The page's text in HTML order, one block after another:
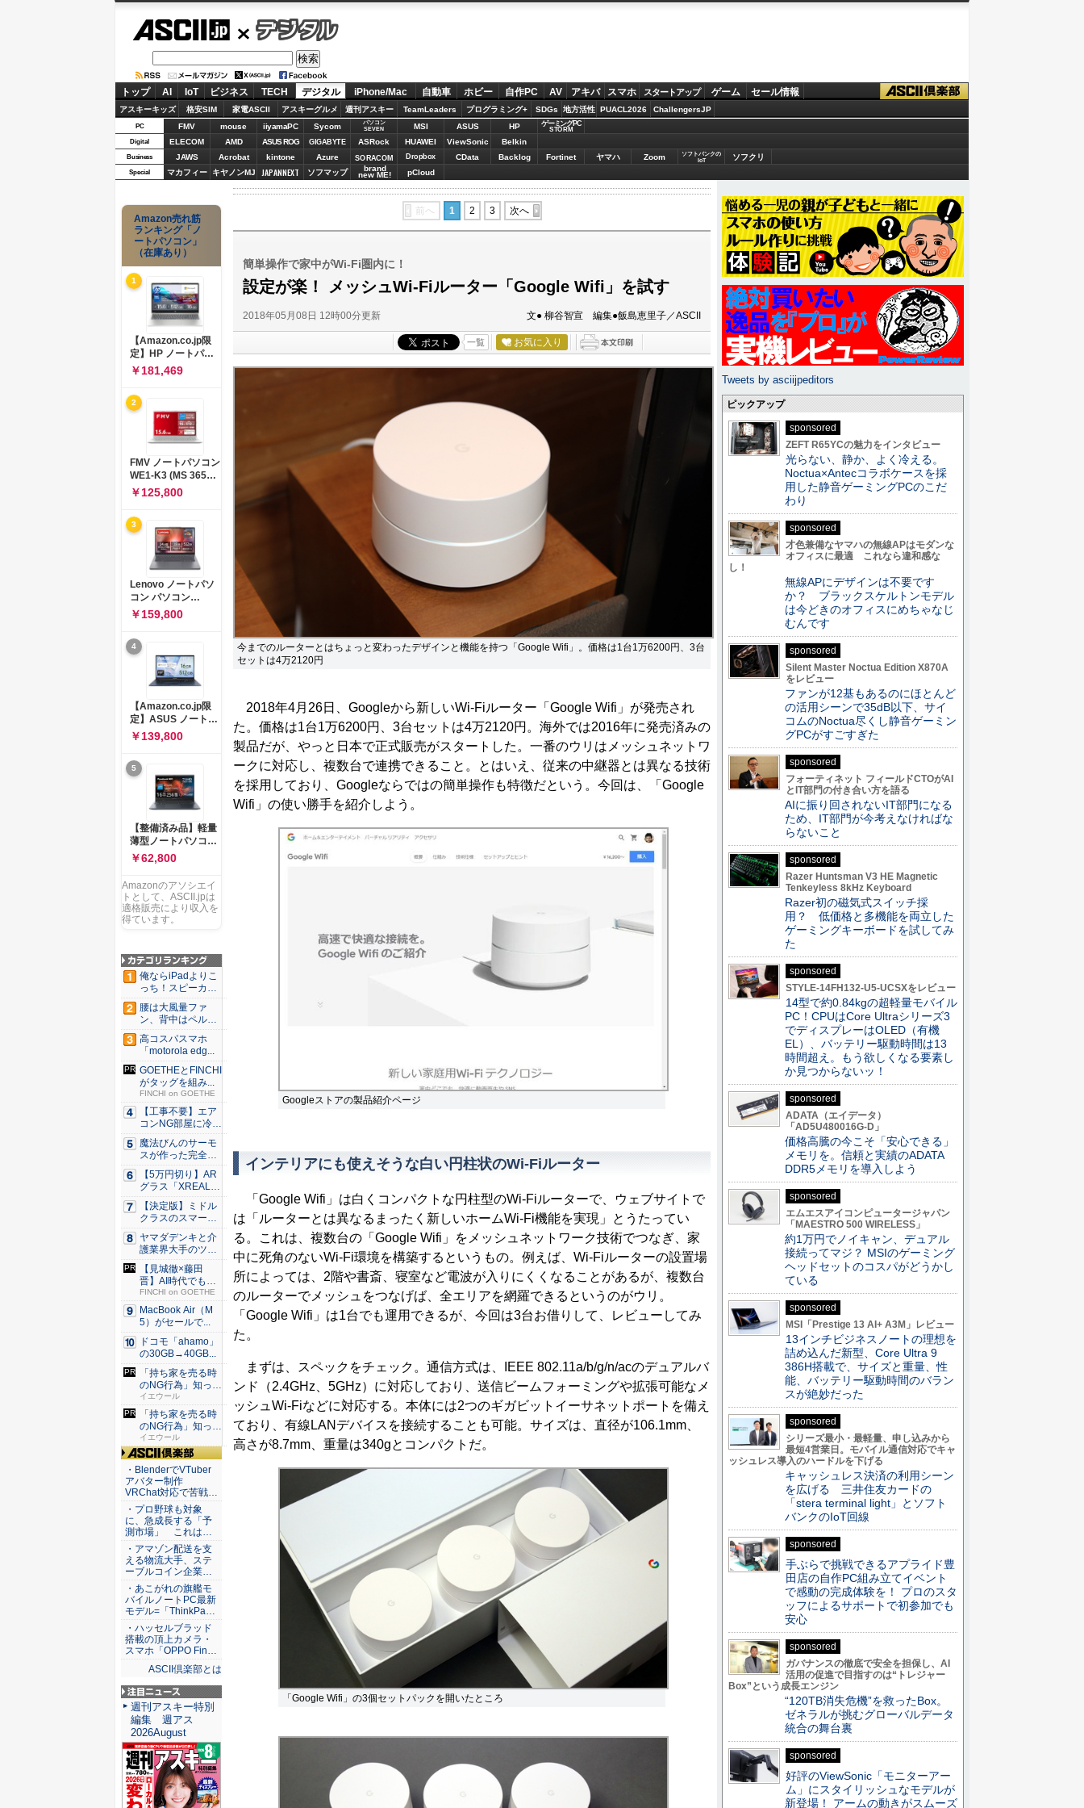
デジタル
トップ AI IoT ビジネス TECH デジタル iPhone/Mac 自動車 ホビー 自作PC AV アキバ スマホ スタートアップ ゲーム セール情報
アスキーキッズ 格安SIM 家電ASCII アスキーグルメ 週刊アスキー TeamLeaders プログラミング+ SDGs 地方活性 PUACL2026 ChallengersJP
PC FMV mouse iiyamaPC Sycom
パソコン
SEVEN
MSI ASUS HP ゲーミングPC
STORM
Digital ELECOM AMD ASUS ROG GIGABYTE ASRock HUAWEI ViewSonic Belkin
Business JAWS Acrobat kintone Azure SORACOM Dropbox CData Backlog Fortinet ヤマハ Zoom
ソフトバンクの
IoT
ソフクリ
Special マカフィー キヤノンMJ JAPANNEXT ソフマップ brand
new ME! pCloud
前へ 1 2 3 次へ
簡単操作で家中がWi-Fi圏内に！
設定が楽！ メッシュWi-Fiルーター「Google Wifi」を試す
2018年05月08日 12時00分更新 文● 柳谷智宣 編集●飯島恵里子／ASCII
一覧 お気に入り
今までのルーターとはちょっと変わったデザインと機能を持つ「Google Wifi」。価格は1台1万6200円、3台
セットは4万2120円
2018年4月26日、Googleから新しいWi-Fiルーター「Google Wifi」が発売され
た。価格は1台1万6200円、3台セットは4万2120円。海外では2016年に発売済みの
製品だが、やっと日本で正式販売がスタートした。一番のウリはメッシュネットワ
ークに対応し、複数台で連携できること。とはいえ、従来の中継器とは異なる技術
を採用しており、Googleならではの簡単操作も特徴だという。今回は、「Google
Wifi」の使い勝手を紹介しよう。
Googleストアの製品紹介ページ
インテリアにも使えそうな白い円柱状のWi-Fiルーター
「Google Wifi」は白くコンパクトな円柱型のWi-Fiルーターで、ウェブサイトで
は「ルーターとは異なるまったく新しいホームWi-Fi機能を実現」とうたってい
る。これは、複数台の「Google Wifi」をメッシュネットワーク技術でつなぎ、家
中に死角のないWi-Fi環境を構築するというもの。例えば、Wi-Fiルーターの設置場
所によっては、2階や書斎、寝室など電波が入りにくくなることがあるが、複数台
のルーターでメッシュをつなげば、全エリアを網羅できるというのがウリ。
「Google Wifi」は1台でも運用できるが、今回は3台お借りして、レビューしてみ
た。
まずは、スペックをチェック。通信方式は、IEEE 802.11a/b/g/n/acのデュアルバ
ンド（2.4GHz、5GHz）に対応しており、送信ビームフォーミングや拡張可能なメ
ッシュWi-Fiなどに対応する。本体には2つのギガビットイーサネットポートを備え
ており、有線LANデバイスを接続することも可能。サイズは、直径が106.1mm、
高さが8.7mm、重量は340gとコンパクトだ。
「Google Wifi」の3個セットパックを開いたところ
Amazon売れ筋
ランキング「ノ
ートパソコン」
（在庫あり）
1
【Amazon.co.jp限
定】HP ノートパソ
コン 15-fd 15.6イン
チ インテル Core 5
120U メモリ16GB
SSD512GB
Windows 11
Microsoft Office
2024搭載 WPS
Office搭載 カメラシ
ャッター 指紋認証 薄
型 Copilotキー搭載
ナチュラルシルバー
￥181,469
2
FMV ノートパソコン
WE1-K3 (MS 365
Personal/Copilotキ
ー搭載/Win 11/15.6
型/Core
i5/16GB/SSD
512GB/ホワイト)
FMVWK3E15W_AZ
￥125,800
3
Lenovo ノートパソ
コン パソコン
IdeaPad Slim 3 14.0
インチ AMD
Ryzen™ 5 8640HS
メモリ16GB
SSD512GB
Microsoft 365 試用
版 Windows11 バッ
テリー駆動12.6時間
重量1.39kg ルナグレ
ー 83K9003JJP ノー
トPC
￥159,800
4
【Amazon.co.jp限
定】ASUS ノートパ
ソコン Vivobook 15
M1502NAQ 15.6イ
ンチ AMD Ryzen 7
170 メモリ16GB
SSD 512GB
Microsoft 365
Personal (24か月版)
搭載 Windows 11 重
量1.7kg Wi-Fi 6E ク
ワイエットブルー
M1502NAQ-
￥139,800
5
【整備済み品】軽量
薄型ノートパソコン
dynabook G83 ■
13.3型
FHD(1920x1080) -
高性能第11世代Core
i5-1135G7 - メモリ
16GB - SSD 256GB
USB Type-C - MS
Office 2021 - Win11
搭載
￥62,800
Amazonのアソシエイ
トとして、ASCII.jpは
適格販売により収入を
得ています。
俺ならiPadよりこ
っち！スピーカー
9個...
腰は大風量ファ
ン、背中はペルチ
ェ冷却。ダ...
高コスパスマホ
「motorola edg...
GOETHEとFINCHI
がタッグを組み...
FINCHI on GOETHE
【工事不要】エア
コンNG部屋に冷房
を！ ...
魔法びんのサーモ
スが作った完全遮
光100...
【5万円切り】AR
グラス「XREAL
x...
【決定版】ミドル
クラスのスマート
フォンの...
ヤマダデンキと介
護業界大手のツク
イが協業...
【見城徹×藤田
晋】AI時代でも変
わらない...
FINCHI on GOETHE
MacBook Air（M
5）がセールで...
ドコモ「ahamo」
の30GB→40GB...
「持ち家を売る時
のNG行為」知って
るだけ...
イエウール
「持ち家を売る時
のNG行為」知って
るだけ...
イエウール
ASCII倶楽部
・BlenderでVTuber
アバター制作
VRChat対応で苦戦…
・プロ野球も対象
に、急成長する「予
測市場」 これは…
・アマゾン配送を支
える物流大手、ステ
ーブルコイン企業…
・あこがれの旗艦モ
バイルノートPC最新
モデル=「ThinkPa…
・ハッセルブラッド
搭載の頂上カメラ・
スマホ「OPPO Fin…
ASCII倶楽部とは
注目ニュース
週刊アスキー特別
編集 週アス
2026August
Tweets by asciijpeditors
ピックアップ
sponsored
ZEFT R65YCの魅力をインタビュー
光らない、静か、よく冷える。
Noctua×Antecコラボケースを採
用した静音ゲーミングPCのこだ
わり
sponsored
才色兼備なヤマハの無線APはモダンな
オフィスに最適 これなら違和感な
し！
無線APにデザインは不要です
か？ ブラックスケルトンモデル
は今どきのオフィスにめちゃなじ
むんです
sponsored
Silent Master Noctua Edition X870A
をレビュー
ファンが12基もあるのにほとんど
の活用シーンで35dB以下、サイ
コムのNoctua尽くし静音ゲーミン
グPCがすごすぎた
sponsored
フォーティネット フィールドCTOがAI
とIT部門の付き合い方を語る
AIに振り回されないIT部門になる
ため、IT部門が今考えなければな
らないこと
sponsored
Razer Huntsman V3 HE Magnetic
Tenkeyless 8kHz Keyboard
Razer初の磁気式スイッチ採
用？ 低価格と多機能を両立した
ゲーミングキーボードを試してみ
た
sponsored
STYLE-14FH132-U5-UCSXをレビュー
14型で約0.84kgの超軽量モバイル
PC！CPUはCore Ultraシリーズ3
でディスプレーはOLED（有機
EL）、バッテリー駆動時間は13
時間超え。もう欲しくなる要素し
か見つからないッ！
sponsored
ADATA（エイデータ）
「AD5U480016G-D」
価格高騰の今こそ「安心できる」
メモリを。信頼と実績のADATA
DDR5メモリを導入しよう
sponsored
エムエスアイコンピュータージャパン
「MAESTRO 500 WIRELESS」
約1万円でノイキャン、デュアル
接続ってマジ？ MSIのゲーミング
ヘッドセットのコスパがどうかし
ている
sponsored
MSI「Prestige 13 AI+ A3M」レビュー
13インチビジネスノートの理想を
詰め込んだ新型、Core Ultra 9
386H搭載で、サイズと重量、性
能、バッテリー駆動時間のバラン
スが絶妙だった
sponsored
シリーズ最小・最軽量、申し込みから
最短4営業日。モバイル通信対応でキャ
ッシュレス導入のハードルを下げる
キャッシュレス決済の利用シーン
を広げる 三井住友カードの
「stera terminal light」とソフト
バンクのIoT回線
sponsored
手ぶらで挑戦できるアプライド豊
田店の自作PC組み立てイベント
で感動の完成体験を！ プロのスタ
ッフによるサポートで初参加でも
安心
sponsored
ガバナンスの徹底で安全を担保し、AI
活用の促進で目指すのは“トレジャー
Box”という成長エンジン
“120TB消失危機”を救ったBox。
ゼネラルが挑むグローバルデータ
統合の舞台裏
sponsored
好評のViewSonic「モニターアー
ム」にスタイリッシュなモデルが
新登場！ アームの動きがスムーズ